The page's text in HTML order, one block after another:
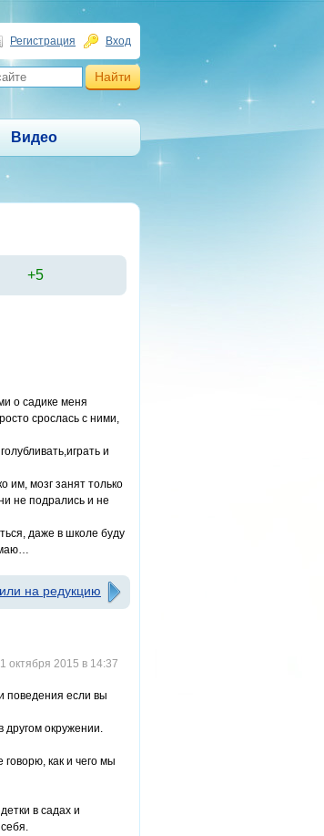
Регистрация Вход
Видео
+5
о садике меня
срослась с ними,
и
им, мозг занят только
не подрались и не
даже в школе буду
на редукцию
октября 2015 в 14:37
поведения если вы
другом окружении.
как и чего мы
в садах и